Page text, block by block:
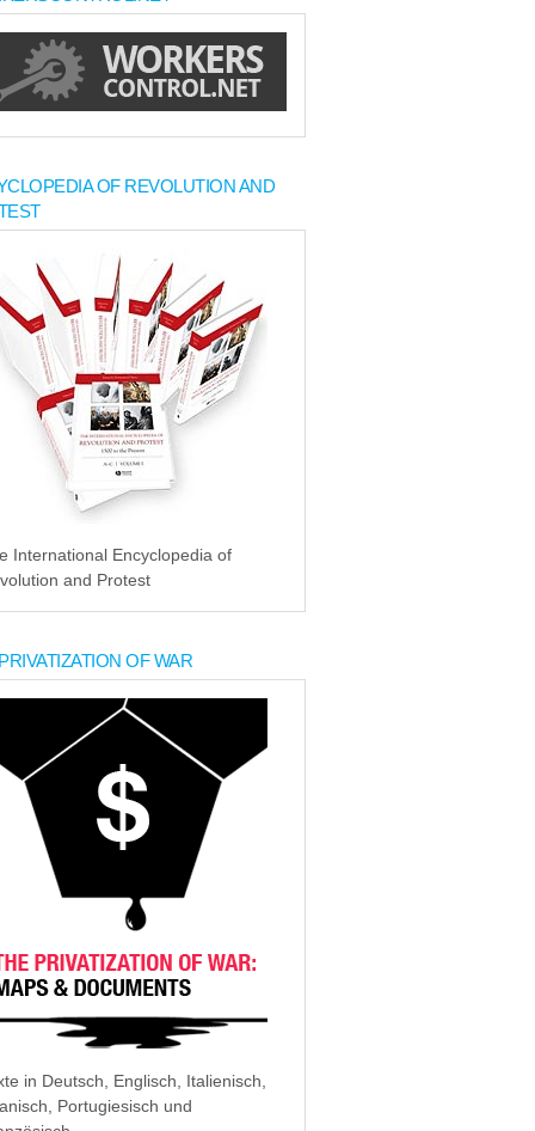
OF REVOLUTION AND
International Encyclopedia of
and Protest
OF WAR
in Deutsch, Englisch, Italienisch,
Portugiesisch und